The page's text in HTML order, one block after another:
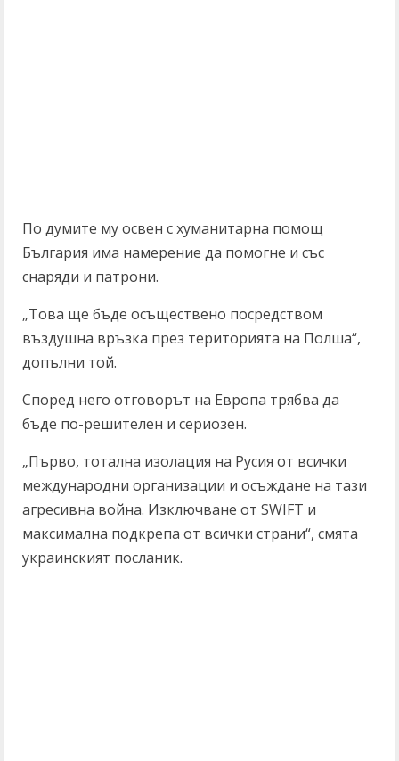
По думите му освен с хуманитарна помощ
България има намерение да помогне и със
снаряди и патрони.
„Това ще бъде осъществено посредством
въздушна връзка през територията на Полша“,
допълни той.
Според него отговорът на Европа трябва да
бъде по-решителен и сериозен.
„Първо, тотална изолация на Русия от всички
международни организации и осъждане на тази
агресивна война. Изключване от SWIFT и
максимална подкрепа от всички страни“, смята
украинският посланик.